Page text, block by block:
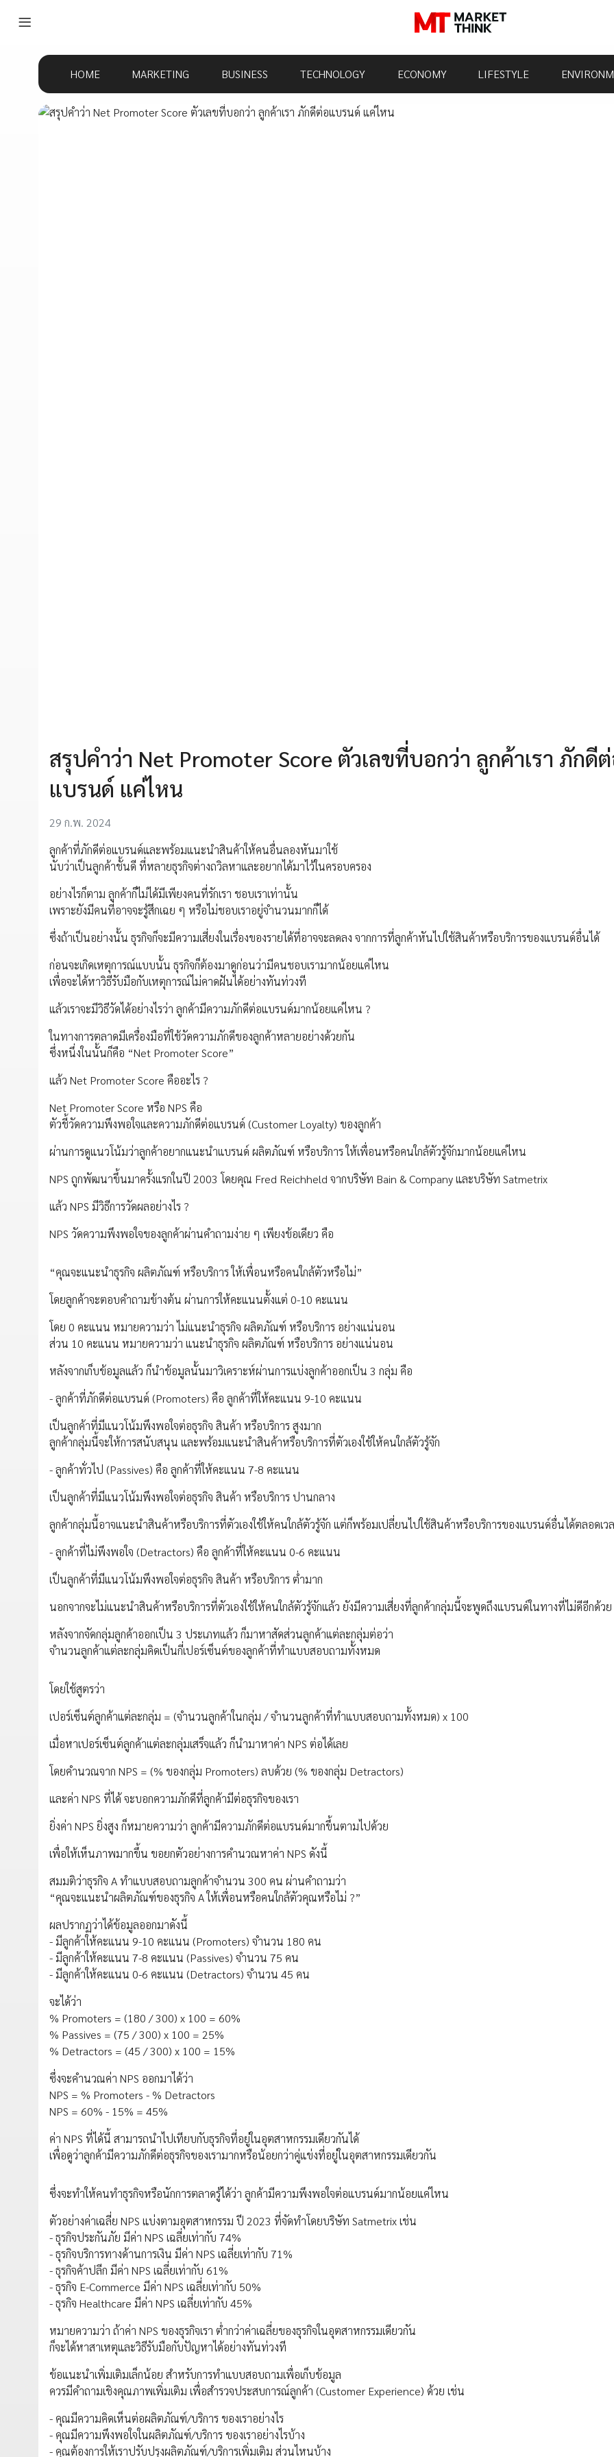
HOME MARKETING BUSINESS TECHNOLOGY ECONOMY LIFESTYLE
สรุปคำว่า Net Promoter Score ตัวเลขที่บอกว่า ลูกค้าเรา ภักดี
แบรนด์ แค่ไหน
29 ก.พ. 2024
ลูกค้าที่ภักดีต่อแบรนด์และพร้อมแนะนำสินค้าให้คนอื่นลองหันมาใช้
นับว่าเป็นลูกค้าชั้นดี ที่หลายธุรกิจต่างถวิลหาและอยากได้มาไว้ในครอบครอง
อย่างไรก็ตาม ลูกค้าก็ไม่ได้มีเพียงคนที่รักเรา ชอบเราเท่านั้น
เพราะยังมีคนที่อาจจะรู้สึกเฉย ๆ หรือไม่ชอบเราอยู่จำนวนมากก็ได้
ซึ่งถ้าเป็นอย่างนั้น ธุรกิจก็จะมีความเสี่ยงในเรื่องของรายได้ที่อาจจะลดลง จากการที่ลูกค้าหันไปใช้สินค้าหรือบริการของแบรนด์อื่นได้
ก่อนจะเกิดเหตุการณ์แบบนั้น ธุรกิจก็ต้องมาดูก่อนว่ามีคนชอบเรามากน้อยแค่ไหน
เพื่อจะได้หาวิธีรับมือกับเหตุการณ์ไม่คาดฝันได้อย่างทันท่วงที
แล้วเราจะมีวิธีวัดได้อย่างไรว่า ลูกค้ามีความภักดีต่อแบรนด์มากน้อยแค่ไหน ?
ในทางการตลาดมีเครื่องมือที่ใช้วัดความภักดีของลูกค้าหลายอย่างด้วยกัน
ซึ่งหนึ่งในนั้นก็คือ “Net Promoter Score”
แล้ว Net Promoter Score คืออะไร ?
Net Promoter Score หรือ NPS คือ
ตัวชี้วัดความพึงพอใจและความภักดีต่อแบรนด์ (Customer Loyalty) ของลูกค้า
ผ่านการดูแนวโน้มว่าลูกค้าอยากแนะนำแบรนด์ ผลิตภัณฑ์ หรือบริการ ให้เพื่อนหรือคนใกล้ตัวรู้จักมากน้อยแค่ไหน
NPS ถูกพัฒนาขึ้นมาครั้งแรกในปี 2003 โดยคุณ Fred Reichheld จากบริษัท Bain & Company และบริษัท Satmetrix
แล้ว NPS มีวิธีการวัดผลอย่างไร ?
NPS วัดความพึงพอใจของลูกค้าผ่านคำถามง่าย ๆ เพียงข้อเดียว คือ
“คุณจะแนะนำธุรกิจ ผลิตภัณฑ์ หรือบริการ ให้เพื่อนหรือคนใกล้ตัวหรือไม่”
โดยลูกค้าจะตอบคำถามข้างต้น ผ่านการให้คะแนนตั้งแต่ 0-10 คะแนน
โดย 0 คะแนน หมายความว่า ไม่แนะนำธุรกิจ ผลิตภัณฑ์ หรือบริการ อย่างแน่นอน
ส่วน 10 คะแนน หมายความว่า แนะนำธุรกิจ ผลิตภัณฑ์ หรือบริการ อย่างแน่นอน
หลังจากเก็บข้อมูลแล้ว ก็นำข้อมูลนั้นมาวิเคราะห์ผ่านการแบ่งลูกค้าออกเป็น 3 กลุ่ม คือ
- ลูกค้าที่ภักดีต่อแบรนด์ (Promoters) คือ ลูกค้าที่ให้คะแนน 9-10 คะแนน
เป็นลูกค้าที่มีแนวโน้มพึงพอใจต่อธุรกิจ สินค้า หรือบริการ สูงมาก
ลูกค้ากลุ่มนี้จะให้การสนับสนุน และพร้อมแนะนำสินค้าหรือบริการที่ตัวเองใช้ให้คนใกล้ตัวรู้จัก
- ลูกค้าทั่วไป (Passives) คือ ลูกค้าที่ให้คะแนน 7-8 คะแนน
เป็นลูกค้าที่มีแนวโน้มพึงพอใจต่อธุรกิจ สินค้า หรือบริการ ปานกลาง
ลูกค้ากลุ่มนี้อาจแนะนำสินค้าหรือบริการที่ตัวเองใช้ให้คนใกล้ตัวรู้จัก แต่ก็พร้อมเปลี่ยนไปใช้สินค้าหรือบริการของแบรนด์อื่นได้ตลอดเว
- ลูกค้าที่ไม่พึงพอใจ (Detractors) คือ ลูกค้าที่ให้คะแนน 0-6 คะแนน
เป็นลูกค้าที่มีแนวโน้มพึงพอใจต่อธุรกิจ สินค้า หรือบริการ ต่ำมาก
นอกจากจะไม่แนะนำสินค้าหรือบริการที่ตัวเองใช้ให้คนใกล้ตัวรู้จักแล้ว ยังมีความเสี่ยงที่ลูกค้ากลุ่มนี้จะพูดถึงแบรนด์ในทางที่ไม่ดีอีกด้วย
หลังจากจัดกลุ่มลูกค้าออกเป็น 3 ประเภทแล้ว ก็มาหาสัดส่วนลูกค้าแต่ละกลุ่มต่อว่า
จำนวนลูกค้าแต่ละกลุ่มคิดเป็นกี่เปอร์เซ็นต์ของลูกค้าที่ทำแบบสอบถามทั้งหมด
โดยใช้สูตรว่า
เปอร์เซ็นต์ลูกค้าแต่ละกลุ่ม = (จำนวนลูกค้าในกลุ่ม / จำนวนลูกค้าที่ทำแบบสอบถามทั้งหมด) x 100
เมื่อหาเปอร์เซ็นต์ลูกค้าแต่ละกลุ่มเสร็จแล้ว ก็นำมาหาค่า NPS ต่อได้เลย
โดยคำนวณจาก NPS = (% ของกลุ่ม Promoters) ลบด้วย (% ของกลุ่ม Detractors)
และค่า NPS ที่ได้ จะบอกความภักดีที่ลูกค้ามีต่อธุรกิจของเรา
ยิ่งค่า NPS ยิ่งสูง ก็หมายความว่า ลูกค้ามีความภักดีต่อแบรนด์มากขึ้นตามไปด้วย
เพื่อให้เห็นภาพมากขึ้น ขอยกตัวอย่างการคำนวณหาค่า NPS ดังนี้
สมมติว่าธุรกิจ A ทำแบบสอบถามลูกค้าจำนวน 300 คน ผ่านคำถามว่า
“คุณจะแนะนำผลิตภัณฑ์ของธุรกิจ A ให้เพื่อนหรือคนใกล้ตัวคุณหรือไม่ ?”
ผลปรากฏว่าได้ข้อมูลออกมาดังนี้
- มีลูกค้าให้คะแนน 9-10 คะแนน (Promoters) จำนวน 180 คน
- มีลูกค้าให้คะแนน 7-8 คะแนน (Passives) จำนวน 75 คน
- มีลูกค้าให้คะแนน 0-6 คะแนน (Detractors) จำนวน 45 คน
จะได้ว่า
% Promoters = (180 / 300) x 100 = 60%
% Passives = (75 / 300) x 100 = 25%
% Detractors = (45 / 300) x 100 = 15%
ซึ่งจะคำนวณค่า NPS ออกมาได้ว่า
NPS = % Promoters - % Detractors
NPS = 60% - 15% = 45%
ค่า NPS ที่ได้นี้ สามารถนำไปเทียบกับธุรกิจที่อยู่ในอุตสาหกรรมเดียวกันได้
เพื่อดูว่าลูกค้ามีความภักดีต่อธุรกิจของเรามากหรือน้อยกว่าคู่แข่งที่อยู่ในอุตสาหกรรมเดียวกัน
ซึ่งจะทำให้คนทำธุรกิจหรือนักการตลาดรู้ได้ว่า ลูกค้ามีความพึงพอใจต่อแบรนด์มากน้อยแค่ไหน
ตัวอย่างค่าเฉลี่ย NPS แบ่งตามอุตสาหกรรม ปี 2023 ที่จัดทำโดยบริษัท Satmetrix เช่น
- ธุรกิจประกันภัย มีค่า NPS เฉลี่ยเท่ากับ 74%
- ธุรกิจบริการทางด้านการเงิน มีค่า NPS เฉลี่ยเท่ากับ 71%
- ธุรกิจค้าปลีก มีค่า NPS เฉลี่ยเท่ากับ 61%
- ธุรกิจ E-Commerce มีค่า NPS เฉลี่ยเท่ากับ 50%
- ธุรกิจ Healthcare มีค่า NPS เฉลี่ยเท่ากับ 45%
หมายความว่า ถ้าค่า NPS ของธุรกิจเรา ต่ำกว่าค่าเฉลี่ยของธุรกิจในอุตสาหกรรมเดียวกัน
ก็จะได้หาสาเหตุและวิธีรับมือกับปัญหาได้อย่างทันท่วงที
ข้อแนะนำเพิ่มเติมเล็กน้อย สำหรับการทำแบบสอบถามเพื่อเก็บข้อมูล
ควรมีคำถามเชิงคุณภาพเพิ่มเติม เพื่อสำรวจประสบการณ์ลูกค้า (Customer Experience) ด้วย เช่น
- คุณมีความคิดเห็นต่อผลิตภัณฑ์/บริการ ของเราอย่างไร
- คุณมีความพึงพอใจในผลิตภัณฑ์/บริการ ของเราอย่างไรบ้าง
- คุณต้องการให้เราปรับปรุงผลิตภัณฑ์/บริการเพิ่มเติม ส่วนไหนบ้าง